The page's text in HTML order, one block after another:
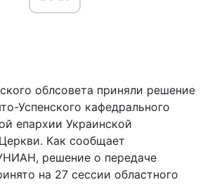
облсовета приняли решение
Успенского кафедрального
епархии Украинской
Как сообщает
решение о передаче
на 27 сессии областного